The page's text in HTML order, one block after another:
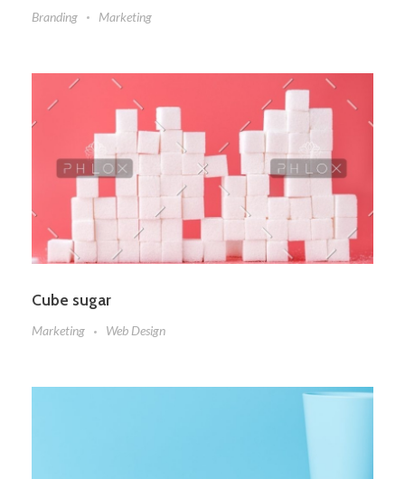
Branding Marketing
Cube sugar
Marketing Web Design